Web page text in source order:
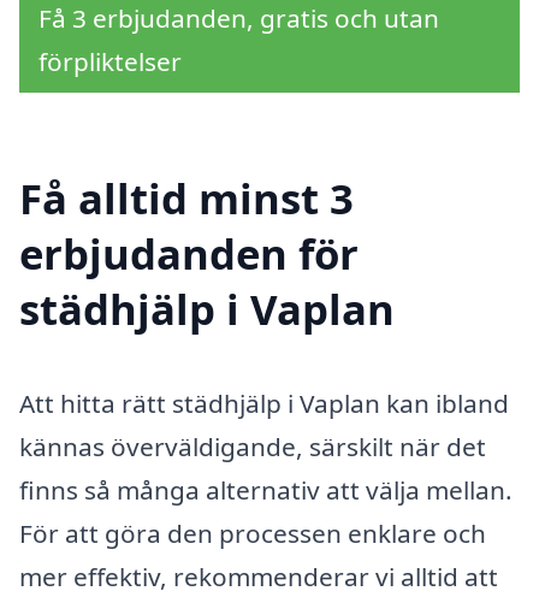
Få 3 erbjudanden, gratis och utan
förpliktelser
Få alltid minst 3
erbjudanden för
städhjälp i Vaplan
Att hitta rätt städhjälp i Vaplan kan ibland
kännas överväldigande, särskilt när det
finns så många alternativ att välja mellan.
För att göra den processen enklare och
mer effektiv, rekommenderar vi alltid att